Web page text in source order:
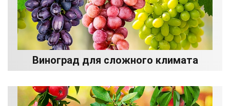
Виноград для сложного климата